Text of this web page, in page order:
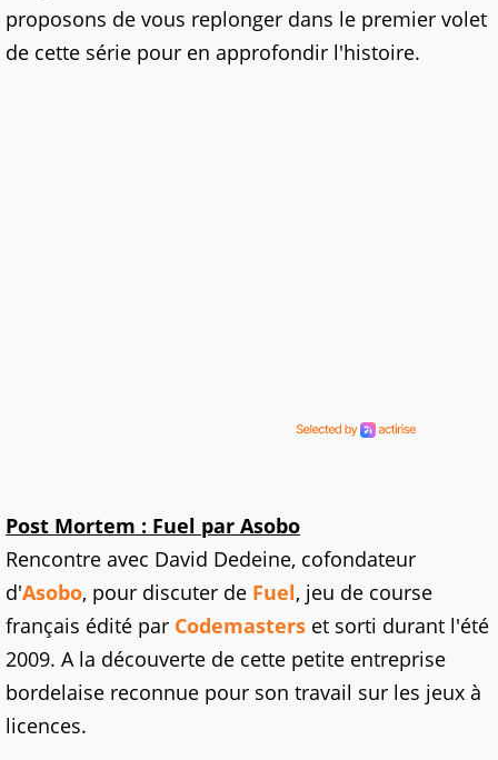
proposons de vous replonger dans le premier volet
de cette série pour en approfondir l'histoire.
Post Mortem : Fuel par Asobo
Rencontre avec David Dedeine, cofondateur
d'Asobo, pour discuter de Fuel, jeu de course
français édité par Codemasters et sorti durant l'été
2009. A la découverte de cette petite entreprise
bordelaise reconnue pour son travail sur les jeux à
licences.